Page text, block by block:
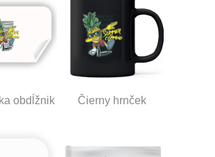
obdĺžnik Čierny hrnček